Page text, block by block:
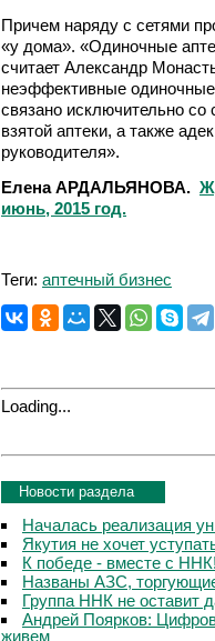
Причем наряду с сетями
«у дома». «Одиночные
считает Александр
неэффективные одиночные
связано исключительно
взятой аптеки, а также
руководителя».
Елена АРДАЛЬЯНОВА.
июнь, 2015 год.
Теги: аптечный бизнес
Loading...
Новости раздела
Началась реализация
Якутия не хочет
К победе - вместе с
Названы АЗС,
Группа ННК не оставит
Андрей Поярков:
живем